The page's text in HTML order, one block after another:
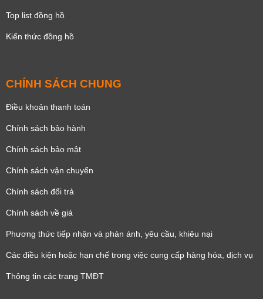
Top list đồng hồ
Kiến thức đồng hồ
CHÍNH SÁCH CHUNG
Điều khoản thanh toán
Chính sách bảo hành
Chính sách bảo mật
Chính sách vận chuyển
Chính sách đổi trả
Chính sách về giá
Phương thức tiếp nhận và phản ánh, yêu cầu, khiêu nại
Các điều kiện hoặc hạn chế trong việc cung cấp hàng hóa, dịch vụ
Thông tin các trang TMĐT